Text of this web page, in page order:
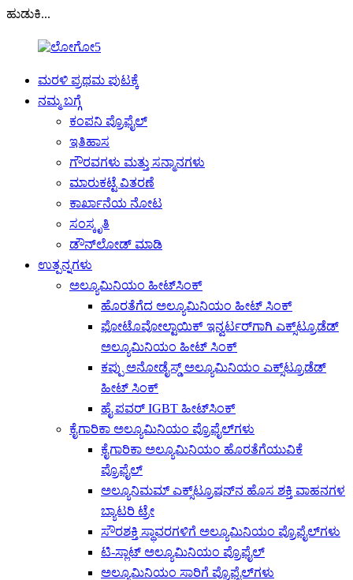
ಹುಡುಕಿ...
ಮರಳಿ ಪ್ರಥಮ ಪುಟಕ್ಕೆ
ನಮ್ಮ ಬಗ್ಗೆ
ಕಂಪನಿ ಪ್ರೊಫೈಲ್
ಇತಿಹಾಸ
ಗೌರವಗಳು ಮತ್ತು ಸನ್ಮಾನಗಳು
ಮಾರುಕಟ್ಟೆ ವಿತರಣೆ
ಕಾರ್ಖಾನೆಯ ನೋಟ
ಸಂಸ್ಕೃತಿ
ಡೌನ್‌ಲೋಡ್ ಮಾಡಿ
ಉತ್ಪನ್ನಗಳು
ಅಲ್ಯೂಮಿನಿಯಂ ಹೀಟ್‌ಸಿಂಕ್
ಹೊರತೆಗೆದ ಅಲ್ಯೂಮಿನಿಯಂ ಹೀಟ್ ಸಿಂಕ್
ಫೋಟೊವೋಲ್ಟಾಯಿಕ್ ಇನ್ವರ್ಟರ್‌ಗಾಗಿ ಎಕ್ಸ್‌ಟ್ರೂಡೆಡ್
ಅಲ್ಯೂಮಿನಿಯಂ ಹೀಟ್ ಸಿಂಕ್
ಕಪ್ಪು ಅನೋಡೈಸ್ಡ್ ಅಲ್ಯೂಮಿನಿಯಂ ಎಕ್ಸ್‌ಟ್ರೂಡೆಡ್
ಹೀಟ್ ಸಿಂಕ್
ಹೈ ಪವರ್ IGBT ಹೀಟ್‌ಸಿಂಕ್
ಕೈಗಾರಿಕಾ ಅಲ್ಯೂಮಿನಿಯಂ ಪ್ರೊಫೈಲ್‌ಗಳು
ಕೈಗಾರಿಕಾ ಅಲ್ಯೂಮಿನಿಯಂ ಹೊರತೆಗೆಯುವಿಕೆ
ಪ್ರೊಫೈಲ್
ಅಲ್ಯೂನಿಮಮ್ ಎಕ್ಸ್‌ಟ್ರೂಷನ್‌ನ ಹೊಸ ಶಕ್ತಿ ವಾಹನಗಳ
ಬ್ಯಾಟರಿ ಟ್ರೇ
ಸೌರಶಕ್ತಿ ಸ್ಥಾವರಗಳಿಗೆ ಅಲ್ಯೂಮಿನಿಯಂ ಪ್ರೊಫೈಲ್‌ಗಳು
ಟಿ-ಸ್ಲಾಟ್ ಅಲ್ಯೂಮಿನಿಯಂ ಪ್ರೊಫೈಲ್
ಅಲ್ಯೂಮಿನಿಯಂ ಸಾರಿಗೆ ಪ್ರೊಫೈಲ್‌ಗಳು